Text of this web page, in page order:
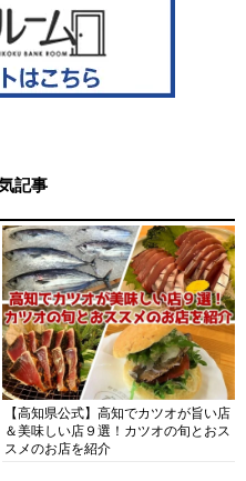
記事
【高知県公式】高知でカツオが旨い店
＆美味しい店９選！カツオの旬とおス
スメのお店を紹介